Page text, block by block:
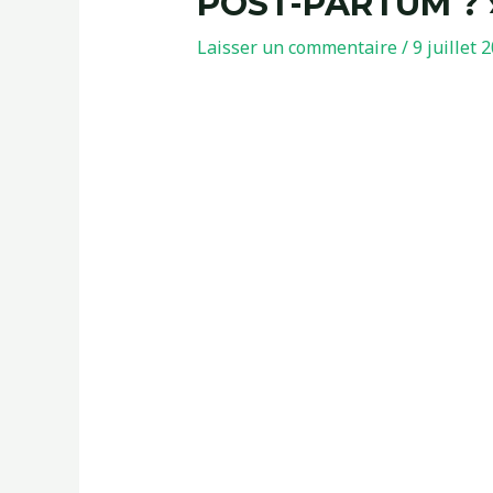
Laisser un commentaire/9 juillet